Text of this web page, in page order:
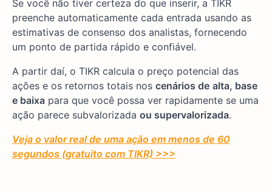
Se você não tiver certeza do que inserir, a TIKR
preenche automaticamente cada entrada usando as
estimativas de consenso dos analistas, fornecendo
um ponto de partida rápido e confiável.
A partir daí, o TIKR calcula o preço potencial das
ações e os retornos totais nos cenários de alta, base
e baixa para que você possa ver rapidamente se uma
ação parece subvalorizada ou supervalorizada.
Veja o valor real de uma ação em menos de 60
segundos (gratuito com TIKR) >>>